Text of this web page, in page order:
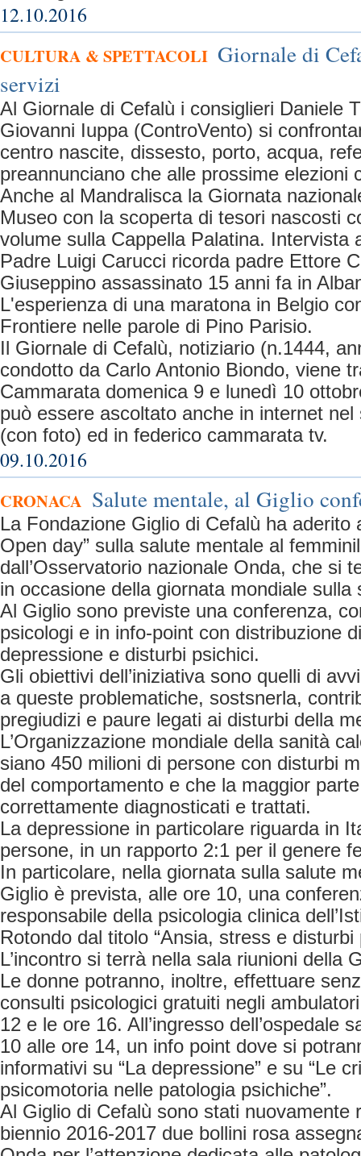
12.10.2016
CULTURA & SPETTACOLI Giornale di
servizi
Al Giornale di Cefalù i consiglieri Daniele
Giovanni Iuppa (ControVento) si
centro nascite, dissesto, porto, acqua,
preannunciano che alle prossime elezioni
Anche al Mandralisca la Giornata
Museo con la scoperta di tesori nascosti
volume sulla Cappella Palatina. Intervista
Padre Luigi Carucci ricorda padre Ettore
Giuseppino assassinato 15 anni fa in
L'esperienza di una maratona in Belgio
Frontiere nelle parole di Pino Parisio.
Il Giornale di Cefalù, notiziario (n.1444,
condotto da Carlo Antonio Biondo, viene
Cammarata domenica 9 e lunedì 10
può essere ascoltato anche in internet
(con foto) ed in federico cammarata tv.
09.10.2016
CRONACA Salute mentale, al Giglio
La Fondazione Giglio di Cefalù ha aderito
Open day” sulla salute mentale al
dall’Osservatorio nazionale Onda, che si
in occasione della giornata mondiale sulla
Al Giglio sono previste una conferenza,
psicologi e in info-point con distribuzione
depressione e disturbi psichici.
Gli obiettivi dell’iniziativa sono quelli di
a queste problematiche, sostsnerla,
pregiudizi e paure legati ai disturbi della
L’Organizzazione mondiale della sanità
siano 450 milioni di persone con disturbi
del comportamento e che la maggior
correttamente diagnosticati e trattati.
La depressione in particolare riguarda in
persone, in un rapporto 2:1 per il genere
In particolare, nella giornata sulla salute
Giglio è prevista, alle ore 10, una
responsabile della psicologia clinica
Rotondo dal titolo “Ansia, stress e disturbi
L’incontro si terrà nella sala riunioni della
Le donne potranno, inoltre, effettuare
consulti psicologici gratuiti negli
12 e le ore 16. All’ingresso dell’ospedale
10 alle ore 14, un info point dove si
informativi su “La depressione” e su “Le
psicomotoria nelle patologia psichiche”.
Al Giglio di Cefalù sono stati nuovamente
biennio 2016-2017 due bollini rosa